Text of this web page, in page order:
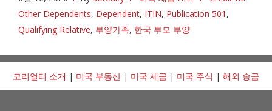
Other Dependents, Dependent, ITIN, Publication 501 ,
Qualifying Relative, 부양가족, 한국 부모 부양
코리얼티 소개 | 미국 부동산 | 미국 세금 | 미국 주식 | 해외 송금